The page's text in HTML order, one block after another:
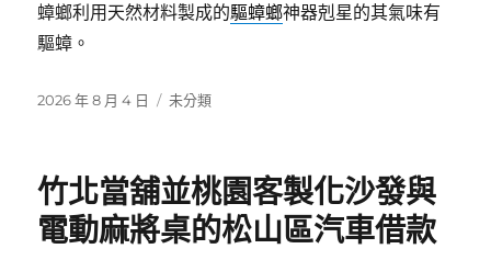
蟑螂利用天然材料製成的驅蟑螂神器剋星的其氣味有
驅蟑。
發
2026 年 8 月 4 日
分
未分類
竹北當舖並桃園客製化沙發與
電動麻將桌的松山區汽車借款